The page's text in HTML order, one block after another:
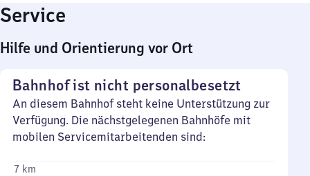
Service
Hilfe und Orientierung vor Ort
Bahnhof ist nicht personalbesetzt
An diesem Bahnhof steht keine Unterstützung zur
Verfügung. Die nächstgelegenen Bahnhöfe mit
mobilen Servicemitarbeitenden sind:
7 km